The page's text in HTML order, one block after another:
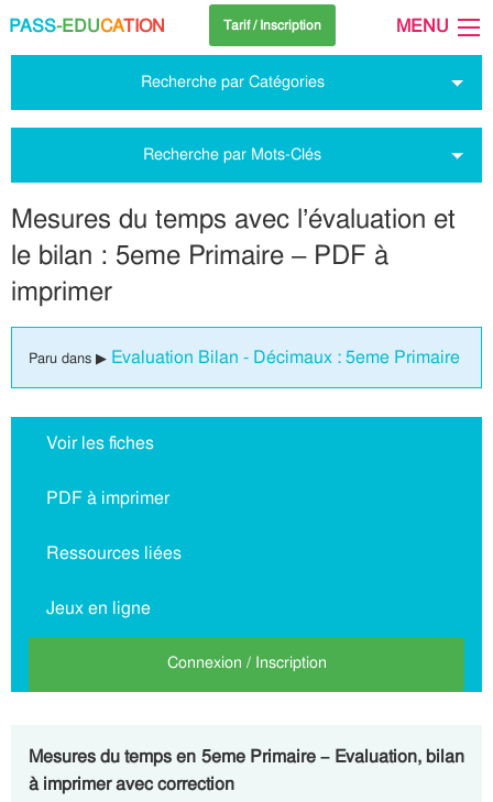
PASS-EDUCATION Tarif / Inscription MENU
Recherche par Catégories
Recherche par Mots-Clés
Mesures du temps avec l’évaluation et
le bilan : 5eme Primaire – PDF à
imprimer
Paru dans ▶ Evaluation Bilan - Décimaux : 5eme Primaire
Voir les fiches
PDF à imprimer
Ressources liées
Jeux en ligne
Connexion / Inscription
Mesures du temps en 5eme Primaire – Evaluation, bilan
à imprimer avec correction